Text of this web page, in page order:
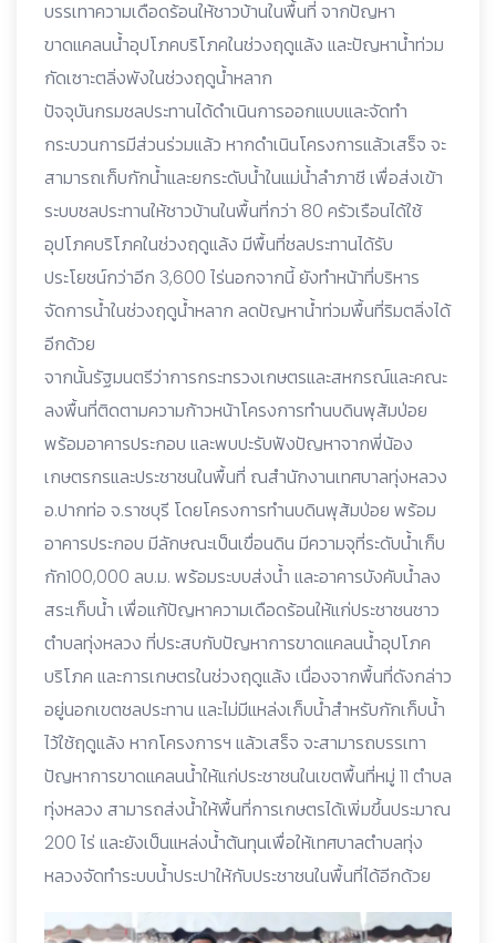
บรรเทาความเดือดร้อนให้ชาวบ้านในพื้นที่ จากปัญหา
ขาดแคลนน้ำอุปโภคบริโภคในช่วงฤดูแล้ง และปัญหาน้ำท่วม
กัดเซาะตลิ่งพังในช่วงฤดูน้ำหลาก
ปัจจุบันกรมชลประทานได้ดำเนินการออกแบบและจัดทำ
กระบวนการมีส่วนร่วมแล้ว หากดำเนินโครงการแล้วเสร็จ จะ
สามารถเก็บกักน้ำและยกระดับน้ำในแม่น้ำลำภาชี เพื่อส่งเข้า
ระบบชลประทานให้ชาวบ้านในพื้นที่กว่า 80 ครัวเรือนได้ใช้
อุปโภคบริโภคในช่วงฤดูแล้ง มีพื้นที่ชลประทานได้รับ
ประโยชน์กว่าอีก 3,600 ไร่นอกจากนี้ ยังทำหน้าที่บริหาร
จัดการน้ำในช่วงฤดูน้ำหลาก ลดปัญหาน้ำท่วมพื้นที่ริมตลิ่งได้
อีกด้วย
จากนั้นรัฐมนตรีว่าการกระทรวงเกษตรและสหกรณ์และคณะ
ลงพื้นที่ติดตามความก้าวหน้าโครงการทำนบดินพุส้มป่อย
พร้อมอาคารประกอบ และพบปะรับฟังปัญหาจากพี่น้อง
เกษตรกรและประชาชนในพื้นที่ ณสำนักงานเทศบาลทุ่งหลวง
อ.ปากท่อ จ.ราชบุรี โดยโครงการทำนบดินพุส้มป่อย พร้อม
อาคารประกอบ มีลักษณะเป็นเขื่อนดิน มีความจุที่ระดับน้ำเก็บ
กัก100,000 ลบ.ม. พร้อมระบบส่งน้ำ และอาคารบังคับน้ำลง
สระเก็บน้ำ เพื่อแก้ปัญหาความเดือดร้อนให้แก่ประชาชนชาว
ตำบลทุ่งหลวง ที่ประสบกับปัญหาการขาดแคลนน้ำอุปโภค
บริโภค และการเกษตรในช่วงฤดูแล้ง เนื่องจากพื้นที่ดังกล่าว
อยู่นอกเขตชลประทาน และไม่มีแหล่งเก็บน้ำสำหรับกักเก็บน้ำ
ไว้ใช้ฤดูแล้ง หากโครงการฯ แล้วเสร็จ จะสามารถบรรเทา
ปัญหาการขาดแคลนน้ำให้แก่ประชาชนในเขตพื้นที่หมู่ 11 ตำบล
ทุ่งหลวง สามารถส่งน้ำให้พื้นที่การเกษตรได้เพิ่มขึ้นประมาณ
200 ไร่ และยังเป็นแหล่งน้ำต้นทุนเพื่อให้เทศบาลตำบลทุ่ง
หลวงจัดทำระบบน้ำประปาให้กับประชาชนในพื้นที่ได้อีกด้วย